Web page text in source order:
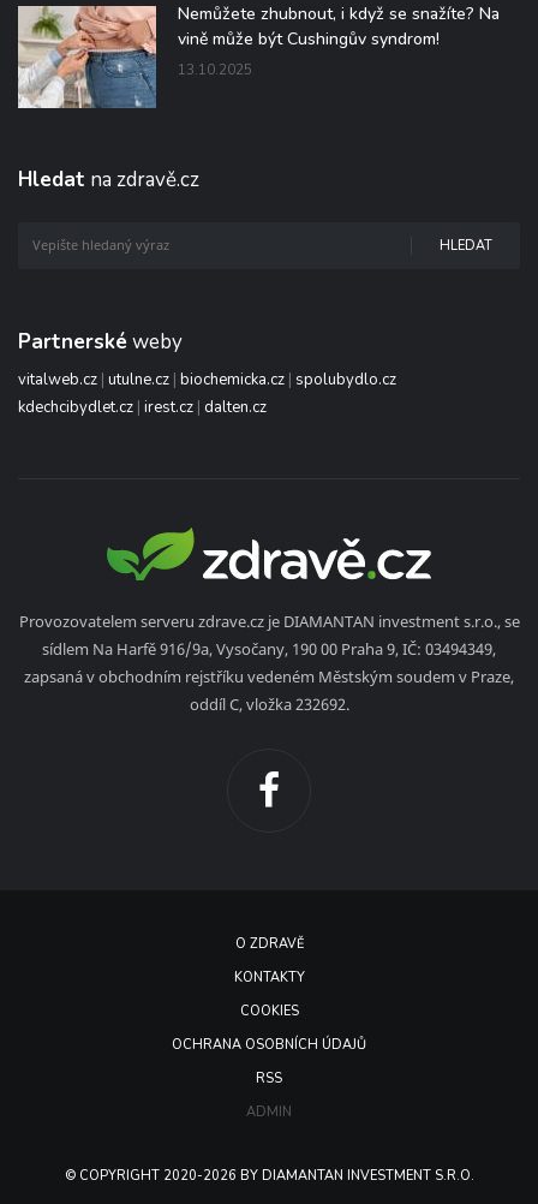
Nemůžete zhubnout, i když se snažíte? Na
vině může být Cushingův syndrom!
13.10.2025
Hledat na zdravě.cz
HLEDAT
Partnerské weby
vitalweb.cz | utulne.cz | biochemicka.cz | spolubydlo.cz
kdechcibydlet.cz | irest.cz | dalten.cz
Provozovatelem serveru zdrave.cz je DIAMANTAN investment s.r.o., se
sídlem Na Harfě 916/9a, Vysočany, 190 00 Praha 9, IČ: 03494349,
zapsaná v obchodním rejstříku vedeném Městským soudem v Praze,
oddíl C, vložka 232692.
O ZDRAVĚ
KONTAKTY
COOKIES
OCHRANA OSOBNÍCH ÚDAJŮ
RSS
ADMIN
© COPYRIGHT 2020-2026 BY DIAMANTAN INVESTMENT S.R.O.